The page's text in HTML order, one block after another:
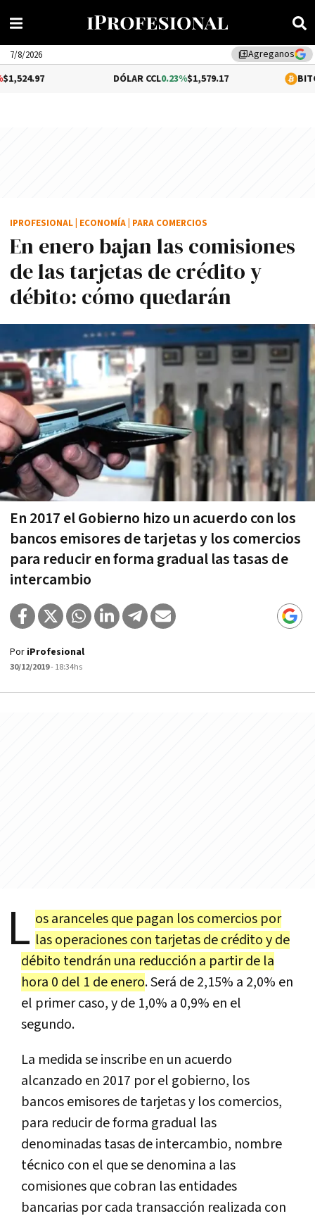
library_addAgreganos
7/8/2026
0.23%$1,579.17 1.02%
En enero bajan las comisiones
de las tarjetas de crédito y
débito: cómo quedarán
En 2017 el Gobierno hizo un acuerdo con los
bancos emisores de tarjetas y los comercios
para reducir en forma gradual las tasas de
intercambio
IPROFESIONAL ECONOMÍA PARA COMERCIOS
Por iProfesional
30/12/2019- 18:34hs
L os aranceles que pagan los comercios por
las operaciones con tarjetas de crédito y de
débito tendrán una reducción a partir de la
hora 0 del 1 de enero. Será de 2,15% a 2,0% en
el primer caso, y de 1,0% a 0,9% en el
segundo.
La medida se inscribe en un acuerdo
alcanzado en 2017 por el gobierno, los
bancos emisores de tarjetas y los comercios,
para reducir de forma gradual las
denominadas tasas de intercambio, nombre
técnico con el que se denomina a las
comisiones que cobran las entidades
bancarias por cada transacción realizada con